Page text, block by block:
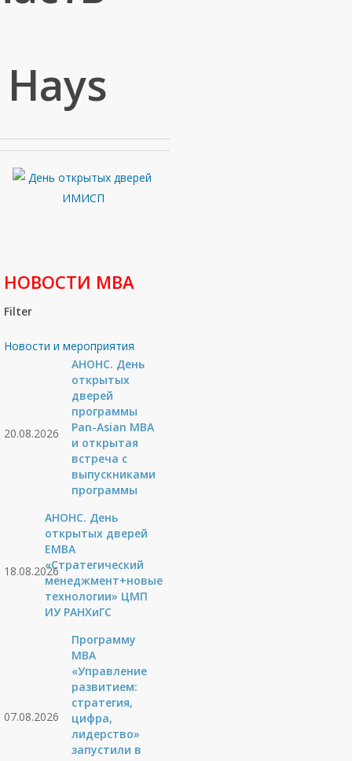
НОВОСТИ МВА
Filter
Новости и мероприятия
20.08.2026
АНОНС. День
открытых
дверей
программы
Pan-Asian MBA
и открытая
встреча с
выпускниками
программы
18.08.2026
АНОНС. День
открытых дверей
ЕМВА
«Стратегический
менеджмент+новые
технологии» ЦМП
ИУ РАНХиГС
07.08.2026
Программу
MBA
«Управление
развитием:
стратегия,
цифра,
лидерство»
запустили в